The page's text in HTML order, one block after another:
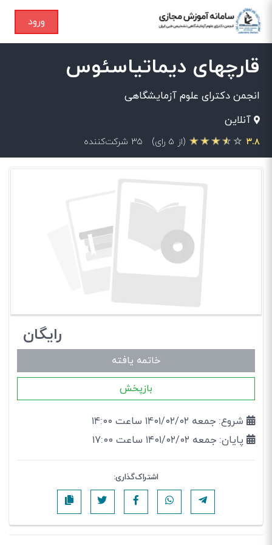
ورود
قارچهای دیماتیاسئوس
انجمن دکترای علوم آزمایشگاهی
آنلاین
۳.۸ (از ۵ رای) ۳۵ شرکت‌کننده
رایگان
خاتمه یافته
بازپخش
شروع: جمعه ۱۴۰۱/۰۲/۰۲ ساعت ۱۴:۰۰
پایان: جمعه ۱۴۰۱/۰۲/۰۲ ساعت ۱۷:۰۰
اشتراک‌گذاری: